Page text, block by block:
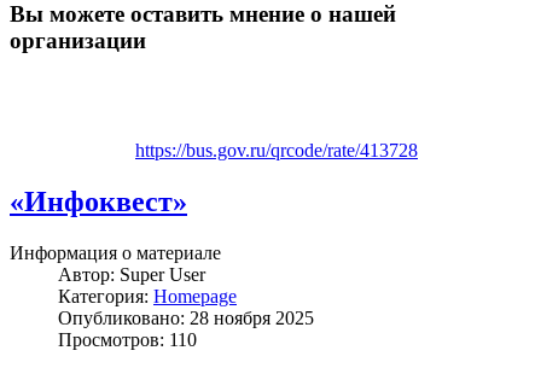
Вы можете оставить мнение о нашей
организации
https://bus.gov.ru/qrcode/rate/413728
«Инфоквест»
Информация о материале
Автор: Super User
Категория: Homepage
Опубликовано: 28 ноября 2025
Просмотров: 110